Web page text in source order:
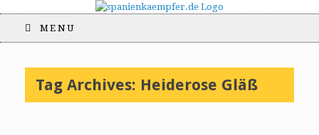
MENU
Tag Archives: Heiderose Gläß